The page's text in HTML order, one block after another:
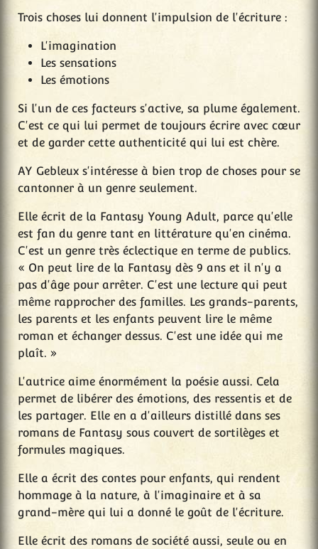
Trois choses lui donnent l'impulsion de l'écriture :
L'imagination
Les sensations
Les émotions
Si l'un de ces facteurs s'active, sa plume également.
C'est ce qui lui permet de toujours écrire avec cœur
et de garder cette authenticité qui lui est chère.
AY Gebleux s'intéresse à bien trop de choses pour se
cantonner à un genre seulement.
Elle écrit de la Fantasy Young Adult, parce qu'elle
est fan du genre tant en littérature qu'en cinéma.
C'est un genre très éclectique en terme de publics.
« On peut lire de la Fantasy dès 9 ans et il n'y a
pas d'âge pour arrêter. C'est une lecture qui peut
même rapprocher des familles. Les grands-parents,
les parents et les enfants peuvent lire le même
roman et échanger dessus. C'est une idée qui me
plaît. »
L'autrice aime énormément la poésie aussi. Cela
permet de libérer des émotions, des ressentis et de
les partager. Elle en a d'ailleurs distillé dans ses
romans de Fantasy sous couvert de sortilèges et
formules magiques.
Elle a écrit des contes pour enfants, qui rendent
hommage à la nature, à l'imaginaire et à sa
grand-mère qui lui a donné le goût de l'écriture.
Elle écrit des romans de société aussi, seule ou en